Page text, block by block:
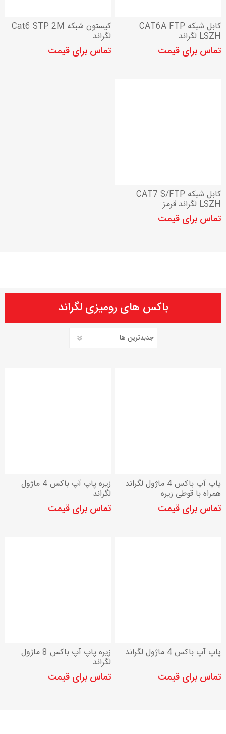
کابل شبکه CAT6A FTP
LSZH لگراند
تماس برای قیمت
کیستون شبکه Cat6 STP 2M
لگراند
تماس برای قیمت
کابل شبکه CAT7 S/FTP
LSZH لگراند قرمز
تماس برای قیمت
باکس های رومیزی لگراند
پاپ آپ باکس 4 ماژول لگراند
همراه با قوطی زیره
تماس برای قیمت
زیره پاپ آپ باکس 4 ماژول
لگراند
تماس برای قیمت
پاپ آپ باکس 4 ماژول لگراند
تماس برای قیمت
زیره پاپ آپ باکس 8 ماژول
لگراند
تماس برای قیمت